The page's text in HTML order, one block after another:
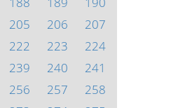
205 206
207
222 223
224
239 240
241
256 257
258